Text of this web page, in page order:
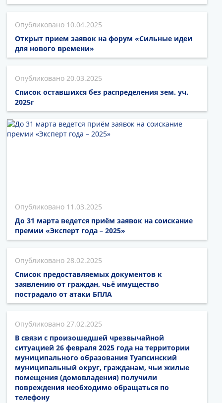
10.04.2025
Открыт прием заявок на форум «Сильные идеи
для нового времени»
20.03.2025
Список оставшихся без распределения зем. уч.
2025г
11.03.2025
До 31 марта ведется приём заявок на соискание
премии «Эксперт года – 2025»
28.02.2025
Список предоставляемых документов к
заявлению от граждан, чьё имущество
пострадало от атаки БПЛА
27.02.2025
В связи с произошедшей чрезвычайной
ситуацией 26 февраля 2025 года на территории
муниципального образования Туапсинский
муниципальный округ, гражданам, чьи жилые
помещения (домовладения) получили
повреждения необходимо обращаться по
телефону